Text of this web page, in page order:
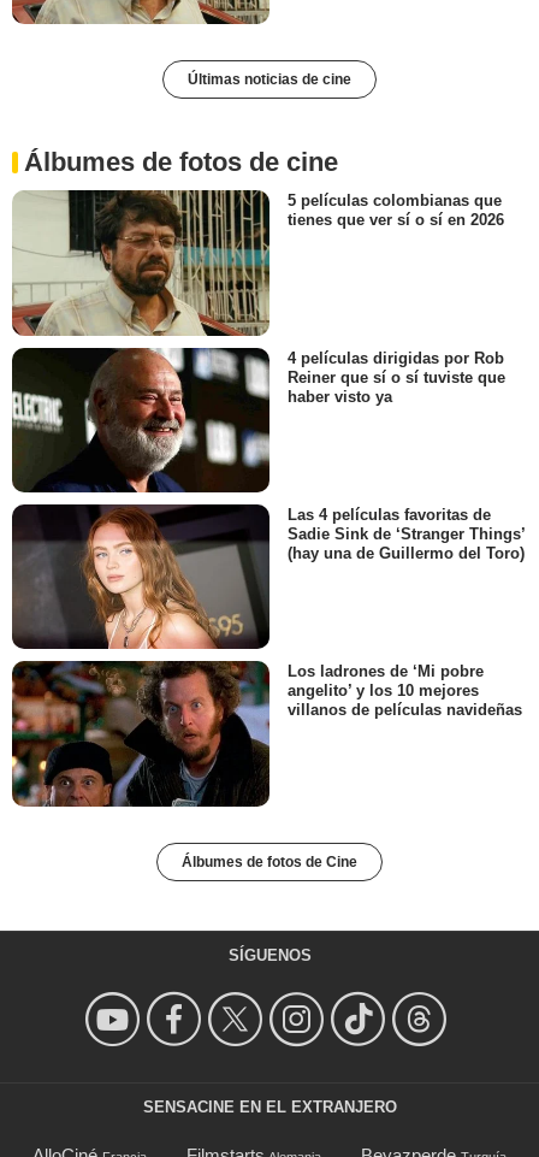
Últimas noticias de cine
Álbumes de fotos de cine
5 películas colombianas que
tienes que ver sí o sí en 2026
4 películas dirigidas por Rob
Reiner que sí o sí tuviste que
haber visto ya
Las 4 películas favoritas de
Sadie Sink de ‘Stranger Things’
(hay una de Guillermo del Toro)
Los ladrones de ‘Mi pobre
angelito’ y los 10 mejores
villanos de películas navideñas
Álbumes de fotos de Cine
SÍGUENOS
SENSACINE EN EL EXTRANJERO